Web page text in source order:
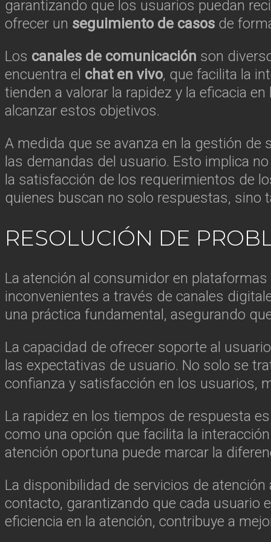
garantizando que los usuarios puedan
ofrecer un seguimiento de casos de
Los canales de comunicación son
encuentra el chat en vivo, que facilita la
tienden a valorar la rapidez y la eficacia
alcanzar estos objetivos.
A medida que se avanza en la gestión
las demandas del usuario. Esto implica
la satisfacción de los requerimientos de
quienes buscan no solo respuestas, sino
RESOLUCIÓN DE
La atención al consumidor en
inconvenientes a través de canales
una práctica fundamental, asegurando
La capacidad de ofrecer soporte al
las expectativas de usuario. No solo se
confianza y satisfacción en los usuarios,
La rapidez en los tiempos de respuesta
como una opción que facilita la
atención oportuna puede marcar la
La disponibilidad de servicios de
contacto, garantizando que cada usuario
eficiencia en la atención, contribuye a